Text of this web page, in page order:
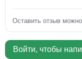
Оставить отзыв
Войти, чтобы